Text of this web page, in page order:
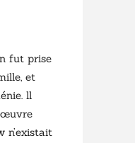
fut prise
et
ll
œuvre
n’existait